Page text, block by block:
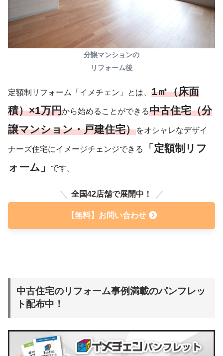
分譲マンションの
リフォーム後
定額制リフォーム「イメチェン」とは、 1㎡（床面
積）×1万円から始めることができる中古住宅（分
譲マンション・戸建住宅）をオシャレなデザイ
ナーズ住宅にイメージチェンジできる
「定額制リフ
ォーム」
です。
全国42店舗で展開中！
【無料】お問い合わせ
中古住宅のリフォーム事例満載のパンフレッ
ト配布中！